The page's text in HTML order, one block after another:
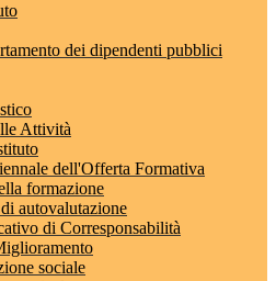
dei dipendenti pubblici
Attività
dell'Offerta Formativa
formazione
autovalutazione
di Corresponsabilità
sociale